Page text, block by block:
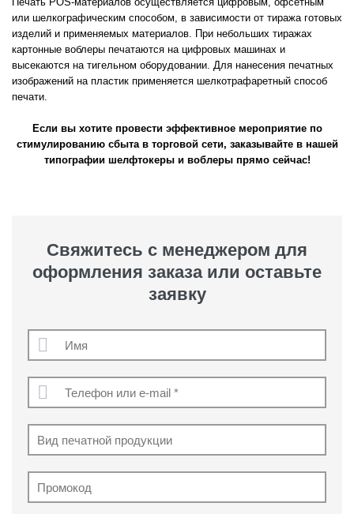
или шелкографическим способом, в зависимости от тиража готовых
изделий и применяемых материалов. При небольших тиражах
картонные воблеры печатаются на цифровых машинах и
высекаются на тигельном оборудовании. Для нанесения печатных
изображений на пластик применяется шелкотрафаретный способ
печати.
Если вы хотите провести эффективное мероприятие по
стимулированию сбыта в торговой сети, заказывайте в нашей
типографии шелфтокеры и воблеры прямо сейчас!
Свяжитесь с менеджером для
оформления заказа или оставьте
заявку